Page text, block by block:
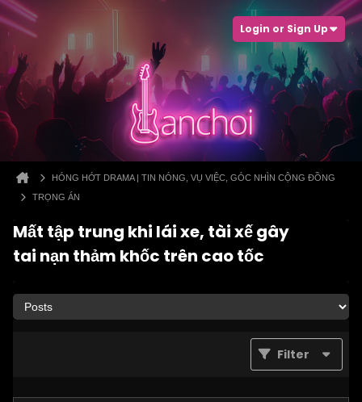
Login or Sign Up
HÓNG HỚT DRAMA | TIN NÓNG, VỤ VIỆC, GÓC NHÌN CỘNG ĐỒNG
TRỌNG ÁN
Mất tập trung khi lái xe, tài xế gây
tai nạn thảm khốc trên cao tốc
Filter